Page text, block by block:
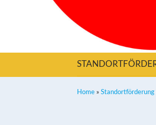
Home » Standortförderung